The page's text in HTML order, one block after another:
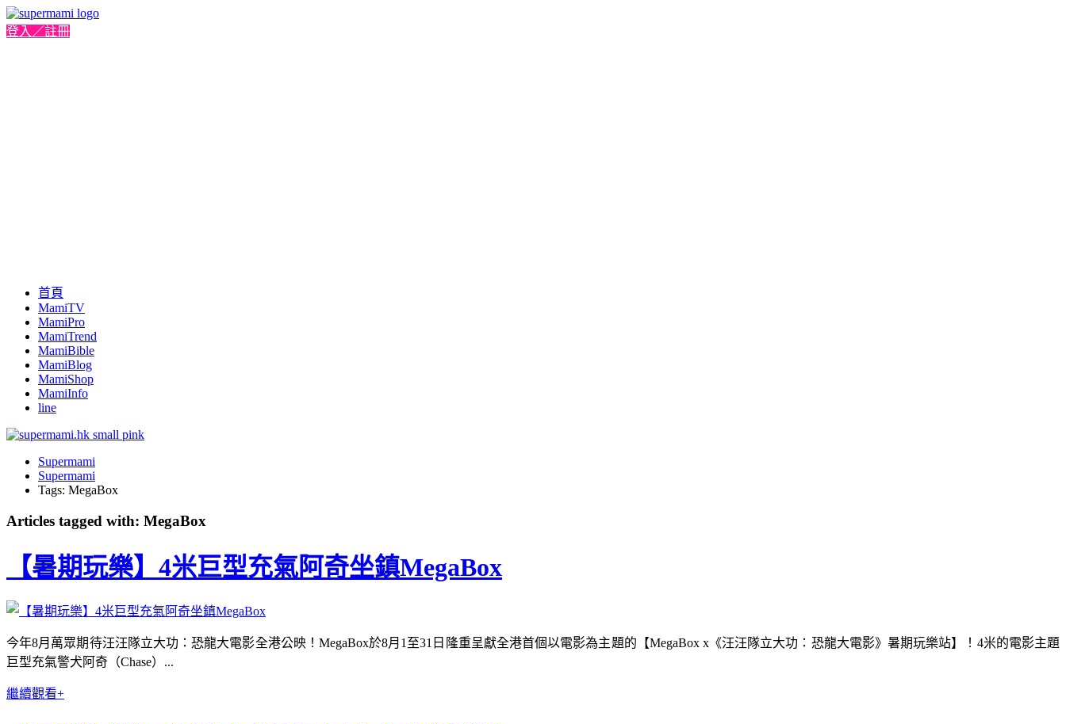
登入／註冊
首頁
MamiTV
MamiPro
MamiTrend
MamiBible
MamiBlog
MamiShop
MamiInfo
line
Supermami
Supermami
Tags: MegaBox
Articles tagged with: MegaBox
【暑期玩樂】4米巨型充氣阿奇坐鎮MegaBox
今年8月萬眾期待汪汪隊立大功：恐龍大電影全港公映！MegaBox於8月1至31日隆重呈獻全港首個以電影為主題的【MegaBox x《汪汪隊立大功：恐龍大電影》暑期玩樂站】！4米的電影主題
巨型充氣警犬阿奇（Chase）...
繼續觀看+